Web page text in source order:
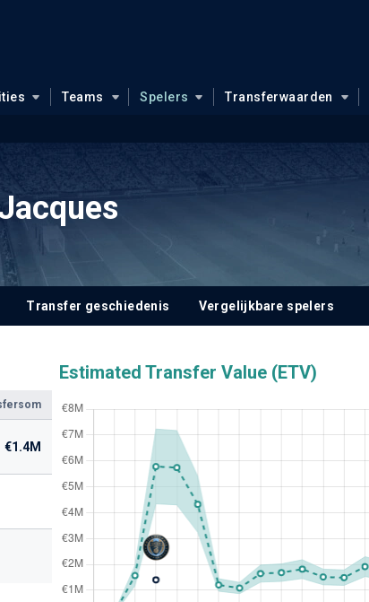
Teams Spelers Transferwaarden
Transfer geschiedenis Vergelijkbare spelers
€1.4M
Estimated Transfer Value (ETV)